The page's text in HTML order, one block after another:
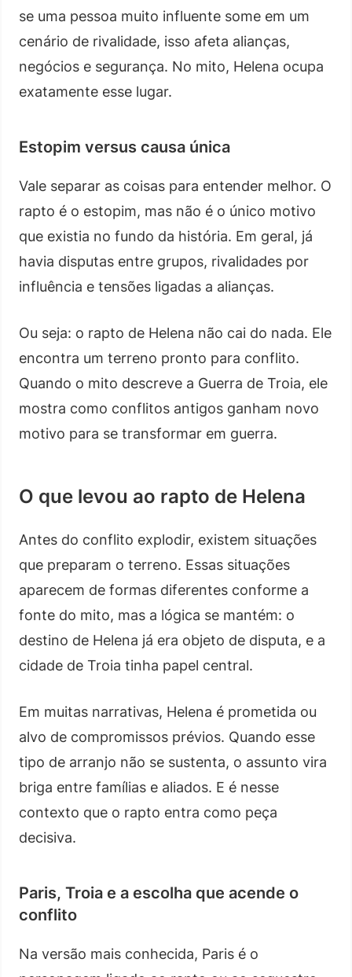
se uma pessoa muito influente some em um
cenário de rivalidade, isso afeta alianças,
negócios e segurança. No mito, Helena ocupa
exatamente esse lugar.
Estopim versus causa única
Vale separar as coisas para entender melhor. O
rapto é o estopim, mas não é o único motivo
que existia no fundo da história. Em geral, já
havia disputas entre grupos, rivalidades por
influência e tensões ligadas a alianças.
Ou seja: o rapto de Helena não cai do nada. Ele
encontra um terreno pronto para conflito.
Quando o mito descreve a Guerra de Troia, ele
mostra como conflitos antigos ganham novo
motivo para se transformar em guerra.
O que levou ao rapto de Helena
Antes do conflito explodir, existem situações
que preparam o terreno. Essas situações
aparecem de formas diferentes conforme a
fonte do mito, mas a lógica se mantém: o
destino de Helena já era objeto de disputa, e a
cidade de Troia tinha papel central.
Em muitas narrativas, Helena é prometida ou
alvo de compromissos prévios. Quando esse
tipo de arranjo não se sustenta, o assunto vira
briga entre famílias e aliados. E é nesse
contexto que o rapto entra como peça
decisiva.
Paris, Troia e a escolha que acende o
conflito
Na versão mais conhecida, Paris é o